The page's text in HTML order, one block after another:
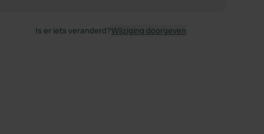
Is er iets veranderd?Wijziging doorgeven